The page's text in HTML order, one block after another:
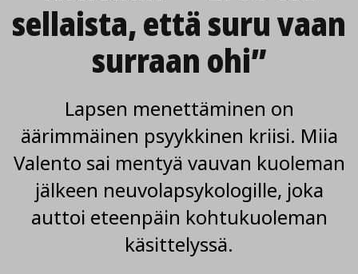
sellaista, että suru vaan
surraan ohi”
Lapsen menettäminen on
äärimmäinen psyykkinen kriisi. Miia
Valento sai mentyä vauvan kuoleman
jälkeen neuvolapsykologille, joka
auttoi eteenpäin kohtukuoleman
käsittelyssä.